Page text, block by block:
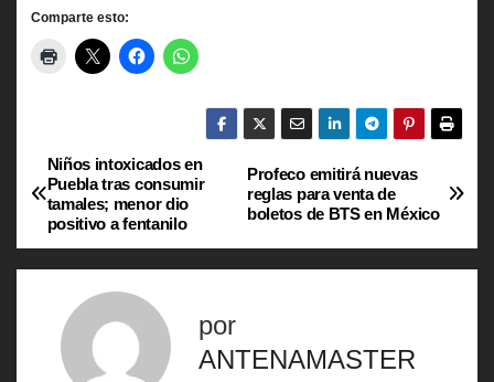
Comparte esto:
N
a
v
Profeco emitirá nuevas
reglas para venta de
boletos de BTS en México
Niños intoxicados en
Puebla tras consumir
tamales; menor dio
positivo a fentanilo
por
ANTENAMASTER